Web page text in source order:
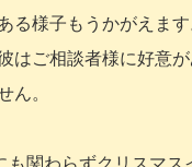
る様子もうかがえま
はご相談者様に好意
ん。